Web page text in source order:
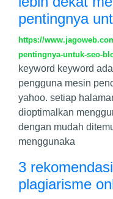
pentingnya
https://
pentingnya-untuk-seo-
keyword keyword
pengguna mesin
yahoo. setiap
dioptimalkan
dengan mudah
menggunaka
3
plagiarisme